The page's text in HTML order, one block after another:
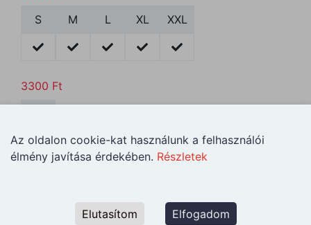
Az oldalon cookie-kat használunk a felhasználói
élmény javítása érdekében. Részletek
Elutasítom Elfogadom
S
M L XL XXL
3300 Ft
5XL